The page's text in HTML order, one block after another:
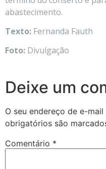
abastecimento.
Texto: Fernanda Fauth
Foto: Divulgação
Deixe um
O seu endereço de e-
obrigatórios são
Comentário *